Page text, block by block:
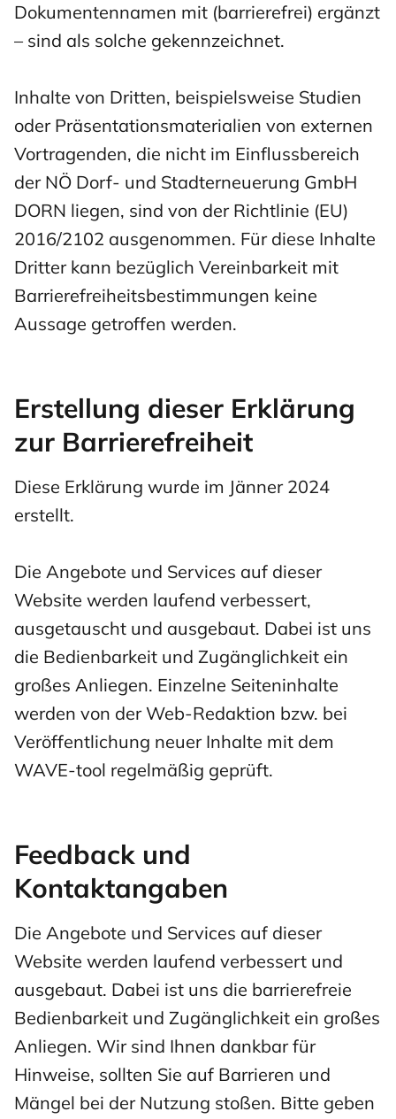
Dokumentennamen mit (barrierefrei) ergänzt
– sind als solche gekennzeichnet.
Inhalte von Dritten, beispielsweise Studien
oder Präsentationsmaterialien von externen
Vortragenden, die nicht im Einflussbereich
der NÖ Dorf- und Stadterneuerung GmbH
DORN liegen, sind von der Richtlinie (EU)
2016/2102 ausgenommen. Für diese Inhalte
Dritter kann bezüglich Vereinbarkeit mit
Barrierefreiheitsbestimmungen keine
Aussage getroffen werden.
Erstellung dieser Erklärung
zur Barrierefreiheit
Diese Erklärung wurde im Jänner 2024
erstellt.
Die Angebote und Services auf dieser
Website werden laufend verbessert,
ausgetauscht und ausgebaut. Dabei ist uns
die Bedienbarkeit und Zugänglichkeit ein
großes Anliegen. Einzelne Seiteninhalte
werden von der Web-Redaktion bzw. bei
Veröffentlichung neuer Inhalte mit dem
WAVE-tool regelmäßig geprüft.
Feedback und
Kontaktangaben
Die Angebote und Services auf dieser
Website werden laufend verbessert und
ausgebaut. Dabei ist uns die barrierefreie
Bedienbarkeit und Zugänglichkeit ein großes
Anliegen. Wir sind Ihnen dankbar für
Hinweise, sollten Sie auf Barrieren und
Mängel bei der Nutzung stoßen. Bitte geben